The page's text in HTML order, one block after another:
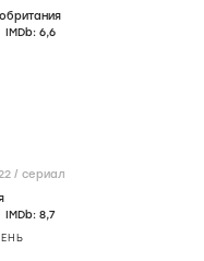
IMDb: 6,6
/ сериал
IMDb: 8,7